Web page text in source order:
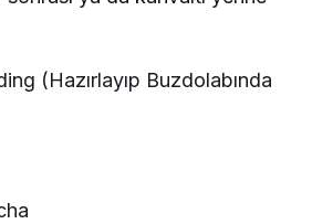
(Hazırlayıp Buzdolabında